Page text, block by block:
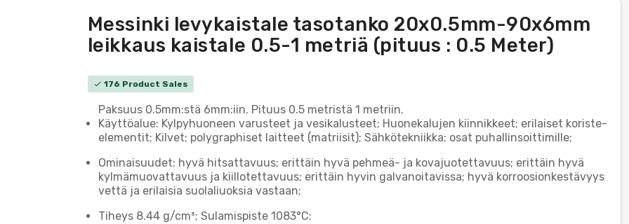
Messinki levykaistale tasotanko 20x0.5mm-90x6mm
leikkaus kaistale 0.5-1 metriä (pituus : 0.5 Meter)
check 176 Product Sales
Paksuus 0.5mm:stä 6mm:iin. Pituus 0.5 metristä 1 metriin.
Käyttöalue: Kylpyhuoneen varusteet ja vesikalusteet; Huonekalujen kiinnikkeet; erilaiset koriste-
elementit; Kilvet; polygraphiset laitteet (matriisit); Sähkötekniikka; osat puhallinsoittimille;
Ominaisuudet: hyvä hitsattavuus; erittäin hyvä pehmeä- ja kovajuotettavuus; erittäin hyvä
kylmämuovattavuus ja kiillotettavuus; erittäin hyvin galvanoitavissa; hyvä korroosionkestävyys
vettä ja erilaisia suolaliuoksia vastaan;
Tiheys 8.44 g/cm³; Sulamispiste 1083°C;